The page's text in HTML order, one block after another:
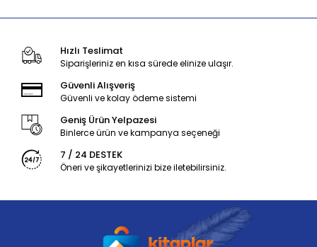
Hızlı Teslimat
Siparişleriniz en kısa sürede elinize ulaşır.
Güvenli Alışveriş
Güvenli ve kolay ödeme sistemi
Geniş Ürün Yelpazesi
Binlerce ürün ve kampanya seçeneği
7 / 24 DESTEK
Öneri ve şikayetlerinizi bize iletebilirsiniz.